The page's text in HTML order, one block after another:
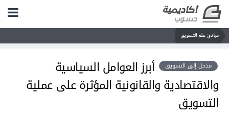
مبادئ علم التسويق
مدخل إلى التسويق
أبرز العوامل السياسية
والاقتصادية والقانونية المؤثرة على عملية
التسويق